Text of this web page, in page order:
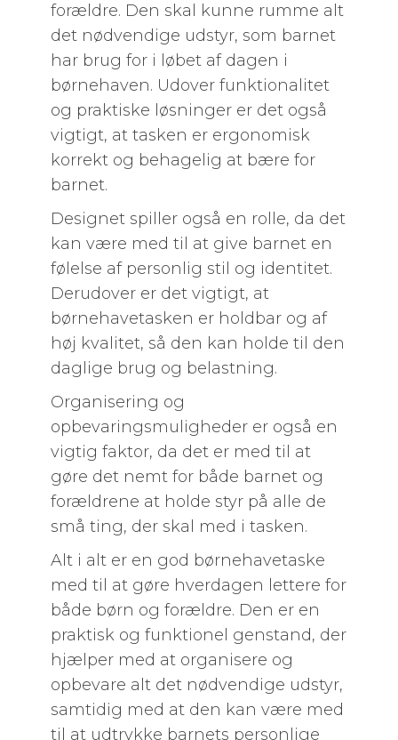
forældre. Den skal kunne rumme alt
det nødvendige udstyr, som barnet
har brug for i løbet af dagen i
børnehaven. Udover funktionalitet
og praktiske løsninger er det også
vigtigt, at tasken er ergonomisk
korrekt og behagelig at bære for
barnet.
Designet spiller også en rolle, da det
kan være med til at give barnet en
følelse af personlig stil og identitet.
Derudover er det vigtigt, at
børnehavetasken er holdbar og af
høj kvalitet, så den kan holde til den
daglige brug og belastning.
Organisering og
opbevaringsmuligheder er også en
vigtig faktor, da det er med til at
gøre det nemt for både barnet og
forældrene at holde styr på alle de
små ting, der skal med i tasken.
Alt i alt er en god børnehavetaske
med til at gøre hverdagen lettere for
både børn og forældre. Den er en
praktisk og funktionel genstand, der
hjælper med at organisere og
opbevare alt det nødvendige udstyr,
samtidig med at den kan være med
til at udtrykke barnets personlige